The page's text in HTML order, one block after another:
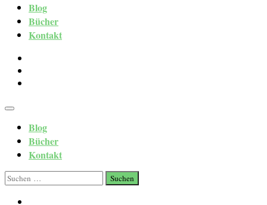
Blog
Bücher
Kontakt
Blog
Bücher
Kontakt
Suchen
nach: